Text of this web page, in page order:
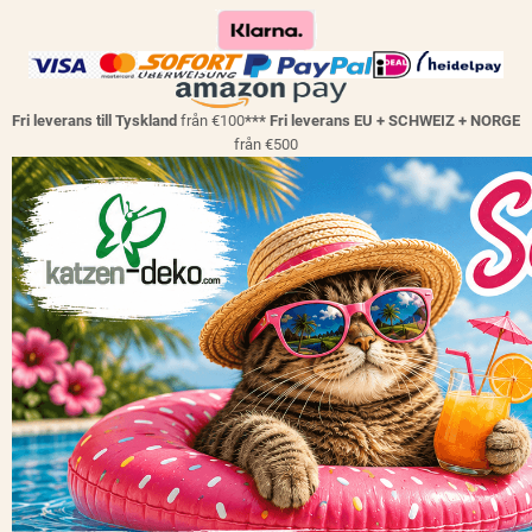
Fri leverans till Tyskland från €100*** Fri leverans EU + SCHWEIZ + NORGE
från €500